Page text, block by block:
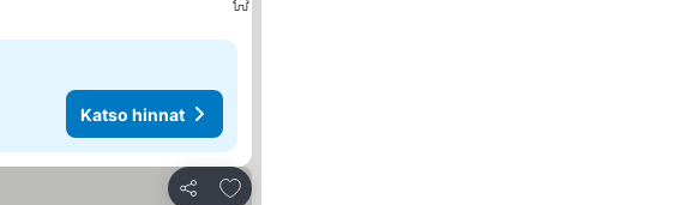
Katso hinnat
Jaa
Lisää suosikkeihin